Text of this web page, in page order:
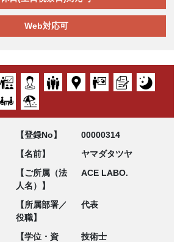
Web対応可
【登録No】
00000314
【名前】
ヤマダタツヤ
【ご所属（法
人名）】
ACE LABO.
【所属部署／
役職】
代表
【学位・資
技術士